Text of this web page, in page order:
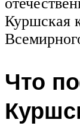
Куршская
Что